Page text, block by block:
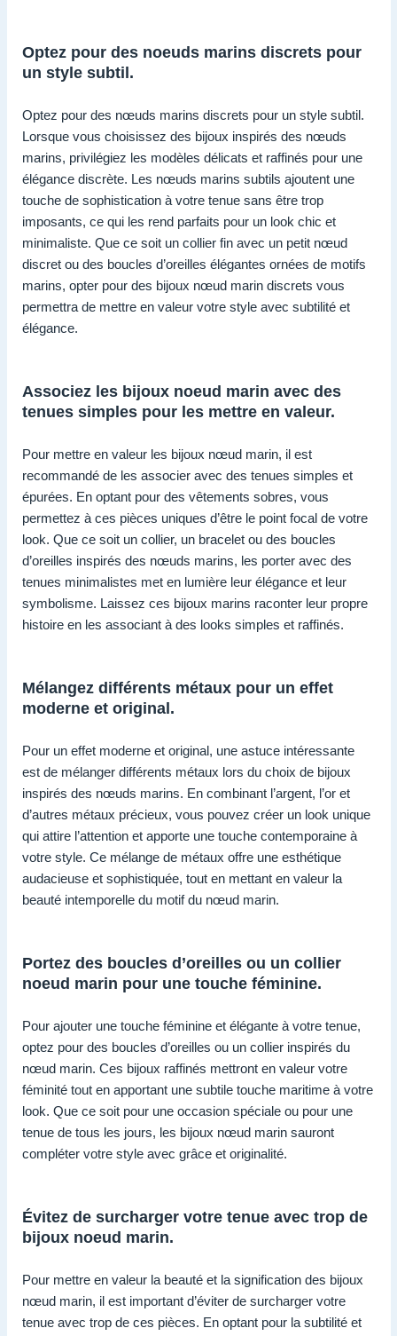
Optez pour des noeuds marins discrets pour
un style subtil.
Optez pour des nœuds marins discrets pour un style subtil.
Lorsque vous choisissez des bijoux inspirés des nœuds
marins, privilégiez les modèles délicats et raffinés pour une
élégance discrète. Les nœuds marins subtils ajoutent une
touche de sophistication à votre tenue sans être trop
imposants, ce qui les rend parfaits pour un look chic et
minimaliste. Que ce soit un collier fin avec un petit nœud
discret ou des boucles d’oreilles élégantes ornées de motifs
marins, opter pour des bijoux nœud marin discrets vous
permettra de mettre en valeur votre style avec subtilité et
élégance.
Associez les bijoux noeud marin avec des
tenues simples pour les mettre en valeur.
Pour mettre en valeur les bijoux nœud marin, il est
recommandé de les associer avec des tenues simples et
épurées. En optant pour des vêtements sobres, vous
permettez à ces pièces uniques d’être le point focal de votre
look. Que ce soit un collier, un bracelet ou des boucles
d’oreilles inspirés des nœuds marins, les porter avec des
tenues minimalistes met en lumière leur élégance et leur
symbolisme. Laissez ces bijoux marins raconter leur propre
histoire en les associant à des looks simples et raffinés.
Mélangez différents métaux pour un effet
moderne et original.
Pour un effet moderne et original, une astuce intéressante
est de mélanger différents métaux lors du choix de bijoux
inspirés des nœuds marins. En combinant l’argent, l’or et
d’autres métaux précieux, vous pouvez créer un look unique
qui attire l’attention et apporte une touche contemporaine à
votre style. Ce mélange de métaux offre une esthétique
audacieuse et sophistiquée, tout en mettant en valeur la
beauté intemporelle du motif du nœud marin.
Portez des boucles d’oreilles ou un collier
noeud marin pour une touche féminine.
Pour ajouter une touche féminine et élégante à votre tenue,
optez pour des boucles d’oreilles ou un collier inspirés du
nœud marin. Ces bijoux raffinés mettront en valeur votre
féminité tout en apportant une subtile touche maritime à votre
look. Que ce soit pour une occasion spéciale ou pour une
tenue de tous les jours, les bijoux nœud marin sauront
compléter votre style avec grâce et originalité.
Évitez de surcharger votre tenue avec trop de
bijoux noeud marin.
Pour mettre en valeur la beauté et la signification des bijoux
nœud marin, il est important d’éviter de surcharger votre
tenue avec trop de ces pièces. En optant pour la subtilité et